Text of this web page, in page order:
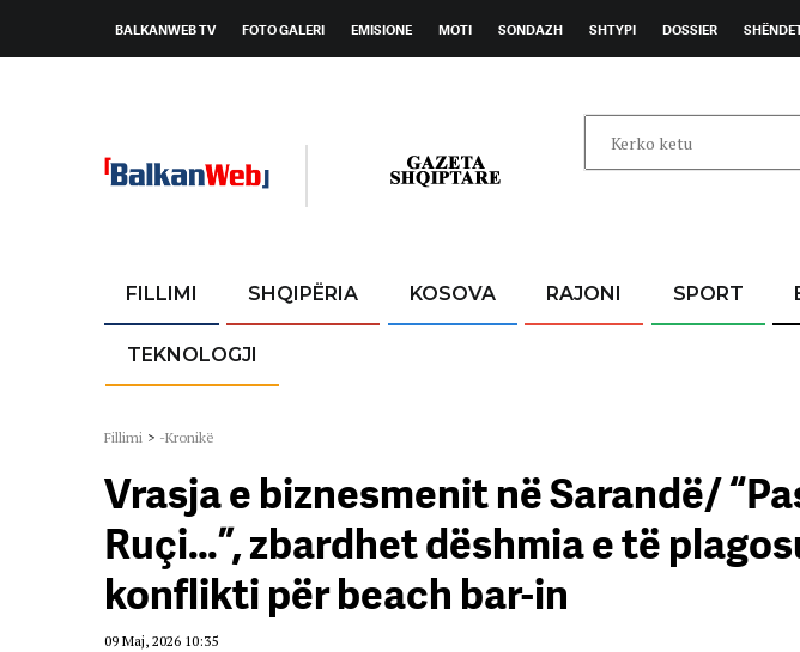
BALKANWEB TV FOTO GALERI EMISIONE MOTI SONDAZH SHTYPI DOSSIER
FILLIMI SHQIPËRIA KOSOVA RAJONI SPORT
TEKNOLOGJI
Fillimi > -Kronikë
Vrasja e biznesmenit në Sarandë/
Ruçi…”, zbardhet dëshmia e të
konflikti për beach bar-in
09 Maj, 2026 10:35